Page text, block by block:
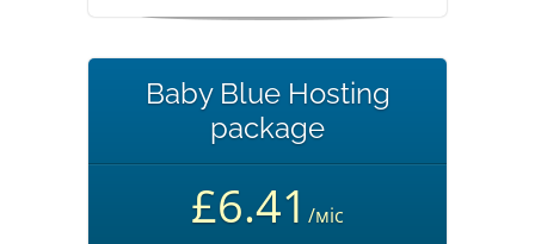
Baby Blue Hosting
package
£6.41 /міс